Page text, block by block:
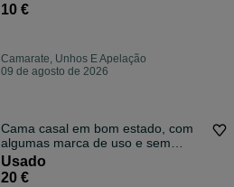
10 €
Camarate, Unhos E Apelação
09 de agosto de 2026
Cama casal em bom estado, com
algumas marca de uso e sem
colchão
Usado
20 €